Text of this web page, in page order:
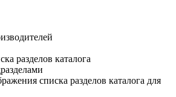
разделов каталога
списка разделов каталога для